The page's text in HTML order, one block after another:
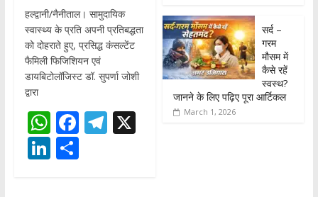
हल्द्वानी/नैनीताल। सामुदायिक
स्वास्थ्य के प्रति अपनी प्रतिबद्धता
को दोहराते हुए, प्रसिद्ध कंसल्टेंट
फैमिली फिजिशियन एवं
डायबिटोलॉजिस्ट डॉ. सुपर्णा जोशी
द्वारा
W
h
at
F
ac
e
T X
Li S
सर्द –
गरम
मौसम में
कैसे रहें
स्वस्थ?
जानने के लिए पढ़िए पूरा आर्टिकल
March 1, 2026